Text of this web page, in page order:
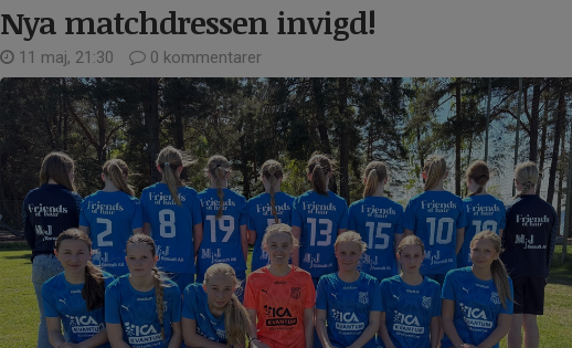
Nya matchdressen invigd!
11 maj, 21:30 0 kommentarer